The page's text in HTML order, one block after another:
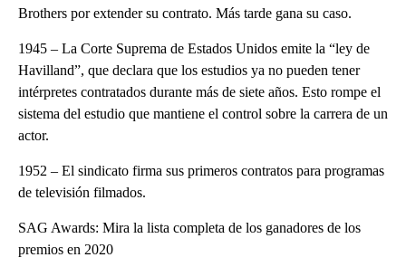
Brothers por extender su contrato. Más tarde gana su caso.
1945 – La Corte Suprema de Estados Unidos emite la “ley de
Havilland”, que declara que los estudios ya no pueden tener
intérpretes contratados durante más de siete años. Esto rompe el
sistema del estudio que mantiene el control sobre la carrera de un
actor.
1952 – El sindicato firma sus primeros contratos para programas
de televisión filmados.
SAG Awards: Mira la lista completa de los ganadores de los
premios en 2020